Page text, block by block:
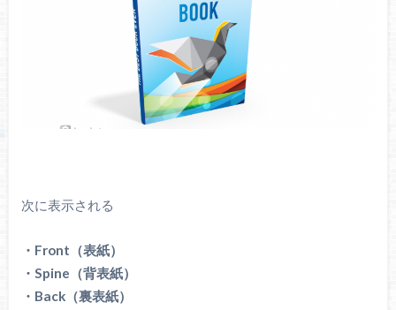
次に表示される
・Front（表紙）
・Spine（背表紙）
・Back（裏表紙）